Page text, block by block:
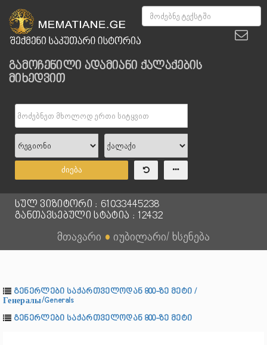
გამოჩენილი ადამიანი ქალაქების
მიხედვით
ძიება
სულ ვიზიტორი : 61033445238
განთავსებული სტატია : 12432
მთავარი ● იუბილარი/ ხსენება
გენერლები საქართველოდან 800-ზე მეტი /
Генералы/Generals
გენერლები საქართველოდან 800-ზე მეტი